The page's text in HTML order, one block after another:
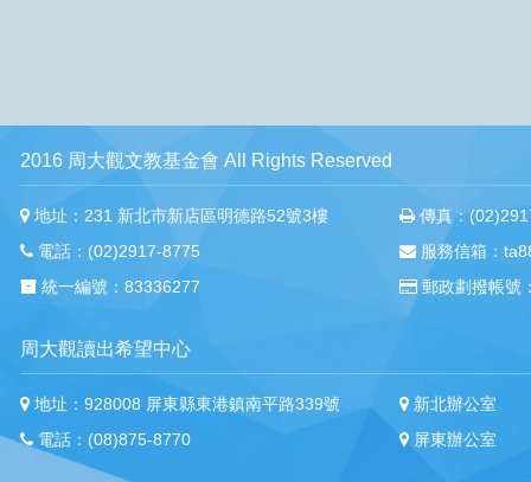
2016 周大觀文教基金會 All Rights Reserved
地址：231 新北市新店區明德路52號3樓
電話：(02)2917-8775
統一編號：83336277
傳真：
服務信箱：
郵政劃撥帳號
周大觀讀出希望中心
地址：928008 屏東縣東港鎮南平路339號
電話：(08)875-8770
新北辦公室
屏東辦公室